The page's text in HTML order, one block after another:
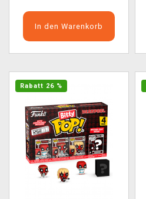
In den Warenkorb
Rabatt 26 %